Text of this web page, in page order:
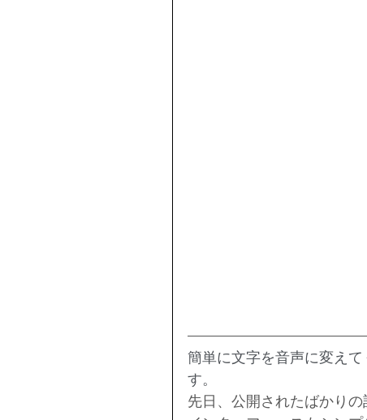
簡単に文字を音声に変え
す。
先日、公開されたばかりの